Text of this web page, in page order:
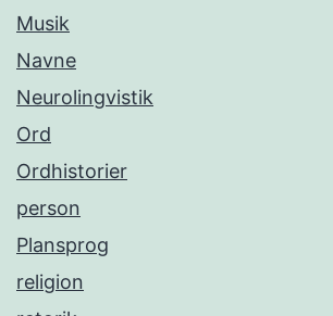
Musik
Navne
Neurolingvistik
Ord
Ordhistorier
person
Plansprog
religion